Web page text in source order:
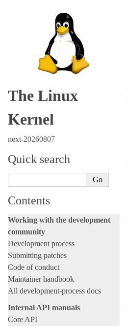
The Linux
Kernel
next-20260807
Quick search
Contents
Working with the development
community
Development process
Submitting patches
Code of conduct
Maintainer handbook
All development-process docs
Internal API manuals
Core API